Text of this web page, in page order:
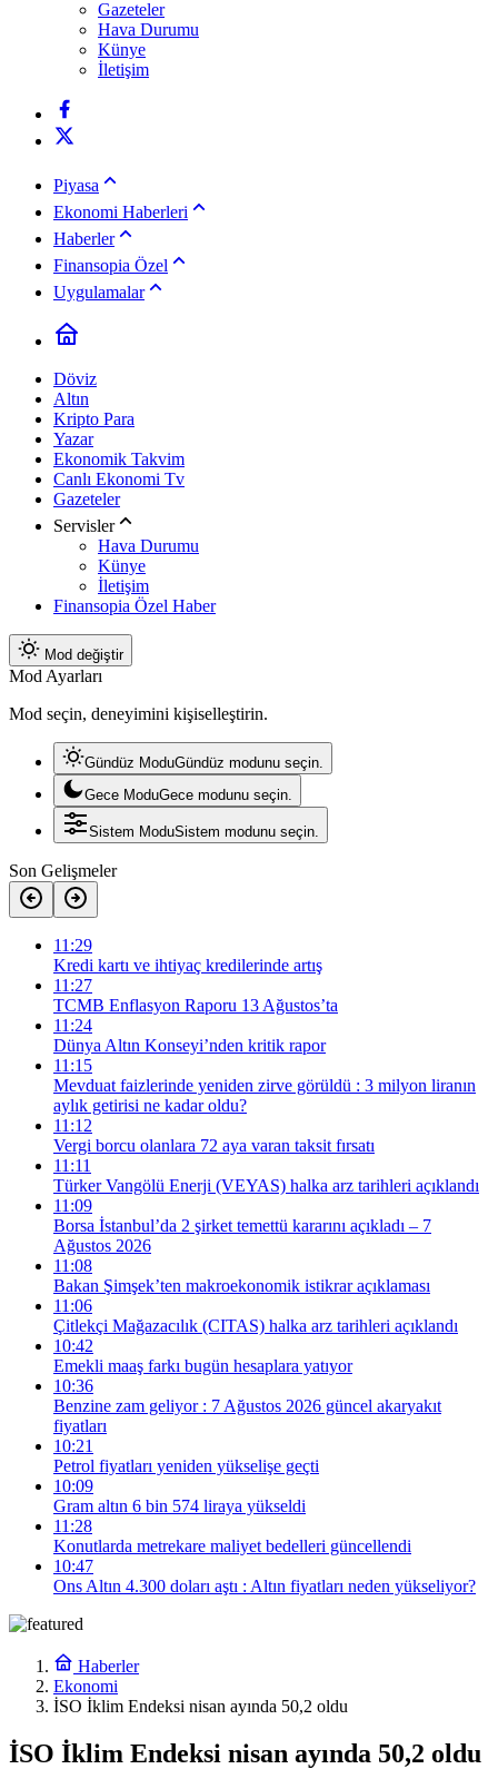
Gazeteler
Hava Durumu
Künye
İletişim
Piyasa
Ekonomi Haberleri
Haberler
Finansopia Özel
Uygulamalar
Döviz
Altın
Kripto Para
Yazar
Ekonomik Takvim
Canlı Ekonomi Tv
Gazeteler
Servisler
Hava Durumu
Künye
İletişim
Finansopia Özel Haber
Mod değiştir
Mod Ayarları
Mod seçin, deneyimini kişiselleştirin.
Gündüz ModuGündüz modunu seçin.
Gece ModuGece modunu seçin.
Sistem ModuSistem modunu seçin.
Son Gelişmeler
11:29
Kredi kartı ve ihtiyaç kredilerinde artış
11:27
TCMB Enflasyon Raporu 13 Ağustos’ta
11:24
Dünya Altın Konseyi’nden kritik rapor
11:15
Mevduat faizlerinde yeniden zirve görüldü : 3 milyon liranın
aylık getirisi ne kadar oldu?
11:12
Vergi borcu olanlara 72 aya varan taksit fırsatı
11:11
Türker Vangölü Enerji (VEYAS) halka arz tarihleri açıklandı
11:09
Borsa İstanbul’da 2 şirket temettü kararını açıkladı – 7
Ağustos 2026
11:08
Bakan Şimşek’ten makroekonomik istikrar açıklaması
11:06
Çitlekçi Mağazacılık (CITAS) halka arz tarihleri açıklandı
10:42
Emekli maaş farkı bugün hesaplara yatıyor
10:36
Benzine zam geliyor : 7 Ağustos 2026 güncel akaryakıt
fiyatları
10:21
Petrol fiyatları yeniden yükselişe geçti
10:09
Gram altın 6 bin 574 liraya yükseldi
11:28
Konutlarda metrekare maliyet bedelleri güncellendi
10:47
Ons Altın 4.300 doları aştı : Altın fiyatları neden yükseliyor?
Haberler
Ekonomi
İSO İklim Endeksi nisan ayında 50,2 oldu
İSO İklim Endeksi nisan ayında 50,2 oldu